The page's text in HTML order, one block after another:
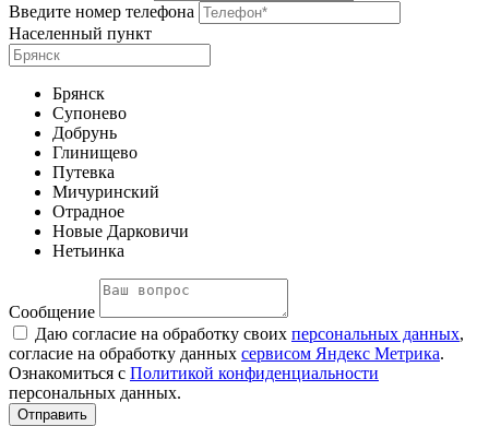
Введите номер телефона
Населенный пункт
Брянск
Супонево
Добрунь
Глинищево
Путевка
Мичуринский
Отрадное
Новые Дарковичи
Нетьинка
Сообщение
Даю согласие на обработку своих персональных данных,
согласие на обработку данных сервисом Яндекс Метрика.
Ознакомиться с Политикой конфиденциальности
персональных данных.